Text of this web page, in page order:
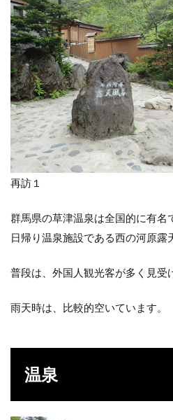
想
4
デ
ー
タ
再訪１
群馬県の草津温泉は全国的に有名
日帰り温泉施設である西の河原露
普段は、外国人観光客が多く見受
雨天時は、比較的空いています。
温泉